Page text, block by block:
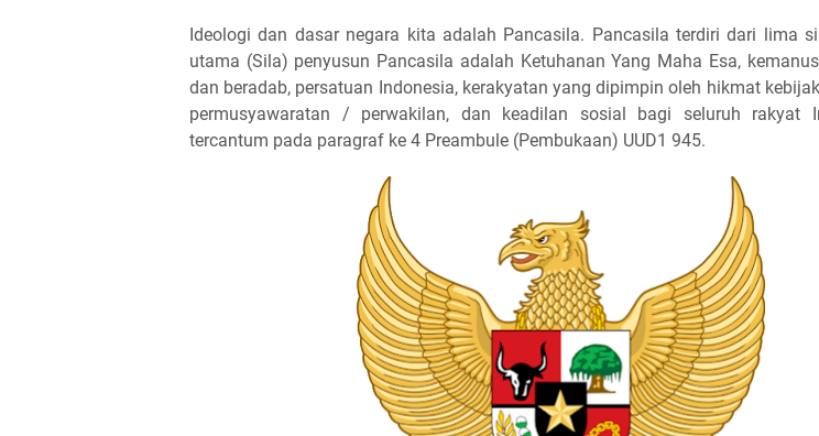
Ideologi dan dasar negara kita adalah Pancasila. Pancasila terdiri dari lima
utama (Sila) penyusun Pancasila adalah Ketuhanan Yang Maha Esa,
dan beradab, persatuan Indonesia, kerakyatan yang dipimpin oleh hikmat
permusyawaratan / perwakilan, dan keadilan sosial bagi seluruh rakyat
tercantum pada paragraf ke 4 Preambule (Pembukaan) UUD1 945.